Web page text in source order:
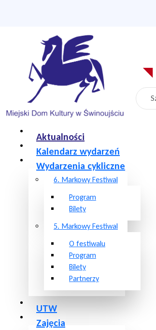
Szukaj
Aktualności
Kalendarz wydarzeń
Wydarzenia cykliczne
6. Markowy Festiwal
Program
Bilety
5. Markowy Festiwal
O festiwalu
Program
Bilety
Partnerzy
UTW
Zajęcia